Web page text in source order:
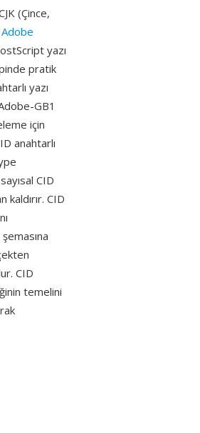
(Çince,
Adobe
yazı
pratik
yazı
GB1
için
anahtarlı
CID
CID
CID
temelini